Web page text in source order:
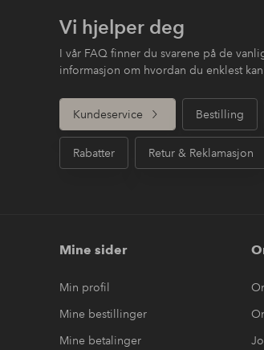
Vi hjelper deg
I vår FAQ finner du svarene på de
informasjon om hvordan du enklest
Kundeservice Bestilling
Rabatter Retur & Reklamasjon
Mine sider
Min profil
Mine bestillinger
Mine betalinger